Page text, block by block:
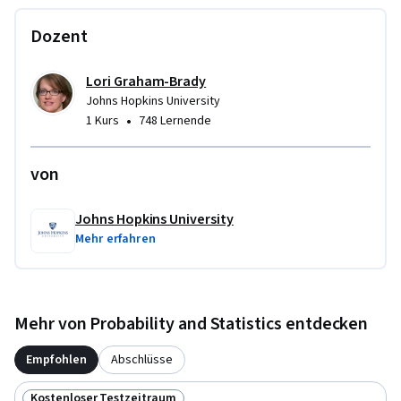
- Relate random process descriptors to reliability via
maximum value distributions.
- Simulate a random process with desired correlation and/or
spectral density function.
Dozent
Lori Graham-Brady
Johns Hopkins University
1 Kurs • 748 Lernende
von
Johns Hopkins University
Mehr erfahren
Mehr von Probability and Statistics entdecken
Empfohlen Abschlüsse